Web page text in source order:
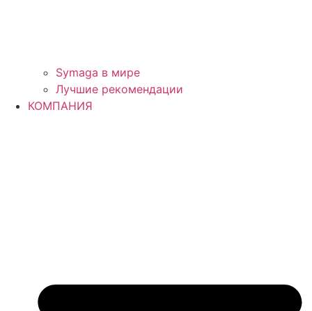
Symaga в мире
Лучшие рекомендации
КОМПАНИЯ